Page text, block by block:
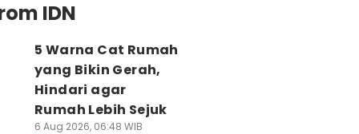
IDN
5 Warna Cat Rumah
yang Bikin Gerah,
Hindari agar
Rumah Lebih Sejuk
6 Aug 2026, 06:48 WIB